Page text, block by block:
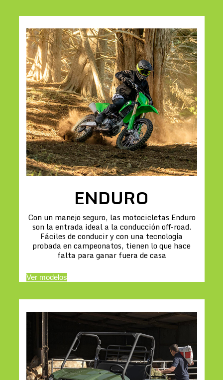
ENDURO
Con un manejo seguro, las motocicletas Enduro
son la entrada ideal a la conducción off-road.
Fáciles de conducir y con una tecnología
probada en campeonatos, tienen lo que hace
falta para ganar fuera de casa
Ver modelos